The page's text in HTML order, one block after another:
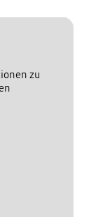
zu